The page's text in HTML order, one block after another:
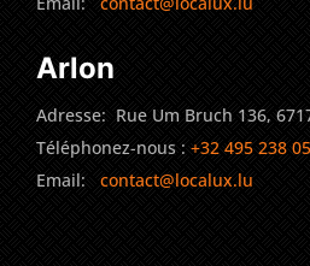
Arlon
Adresse: Rue Um Bruch 136,
Téléphonez-nous : +32 495 238
Email: contact@localux.lu